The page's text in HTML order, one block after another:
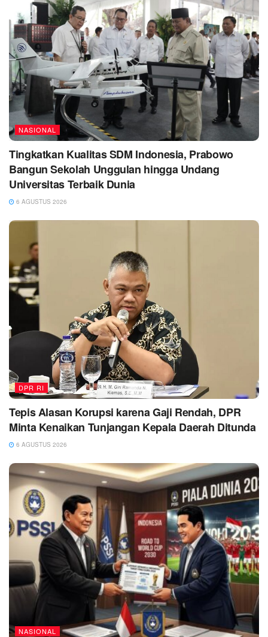
NASIONAL
Tingkatkan Kualitas SDM Indonesia, Prabowo
Bangun Sekolah Unggulan hingga Undang
Universitas Terbaik Dunia
6 AGUSTUS 2026
DPR RI
Tepis Alasan Korupsi karena Gaji Rendah, DPR
Minta Kenaikan Tunjangan Kepala Daerah Ditunda
6 AGUSTUS 2026
NASIONAL